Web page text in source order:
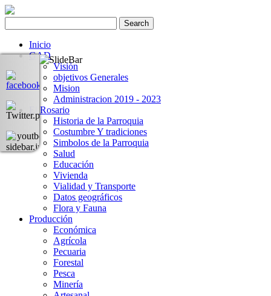
Inicio
GAD
Visión
objetivos Generales
Mision
Administracion 2019 - 2023
El Rosario
Historia de la Parroquia
Costumbre Y tradiciones
Simbolos de la Parroquia
Salud
Educación
Vivienda
Vialidad y Transporte
Datos geográficos
Flora y Fauna
Producción
Económica
Agrícola
Pecuaria
Forestal
Pesca
Minería